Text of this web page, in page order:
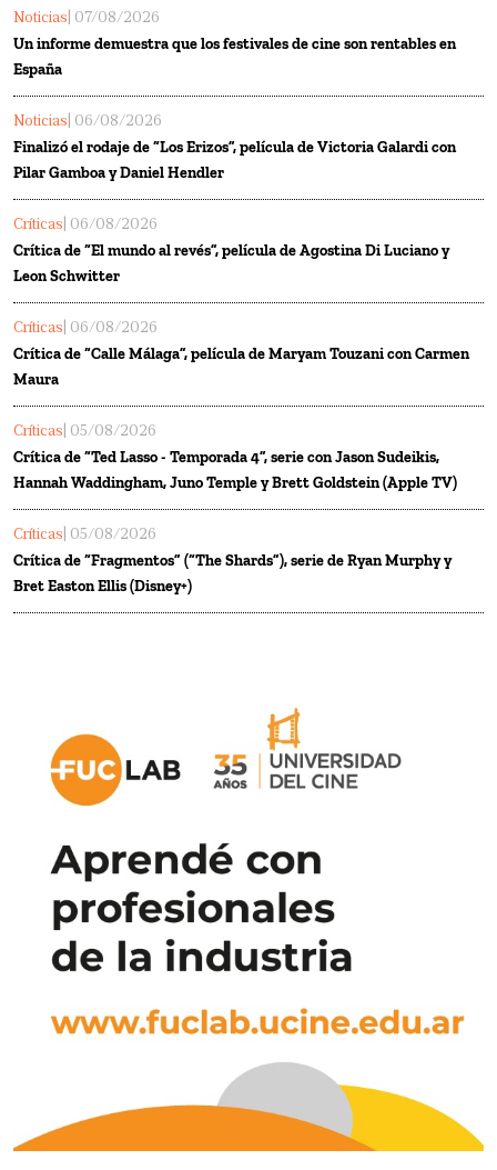
Noticias | 07/08/2026
Un informe demuestra que los festivales de cine son rentables en
España
Noticias | 06/08/2026
Finalizó el rodaje de “Los Erizos”, película de Victoria Galardi con
Pilar Gamboa y Daniel Hendler
Críticas | 06/08/2026
Crítica de “El mundo al revés”, película de Agostina Di Luciano y
Leon Schwitter
Críticas | 06/08/2026
Crítica de “Calle Málaga”, película de Maryam Touzani con Carmen
Maura
Críticas | 05/08/2026
Crítica de “Ted Lasso - Temporada 4”, serie con Jason Sudeikis,
Hannah Waddingham, Juno Temple y Brett Goldstein (Apple TV)
Críticas | 05/08/2026
Crítica de “Fragmentos” (“The Shards”), serie de Ryan Murphy y
Bret Easton Ellis (Disney+)